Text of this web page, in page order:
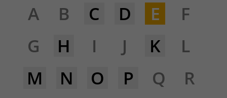
A B C D E
F
G
H I J K
L
M
N O P Q
R